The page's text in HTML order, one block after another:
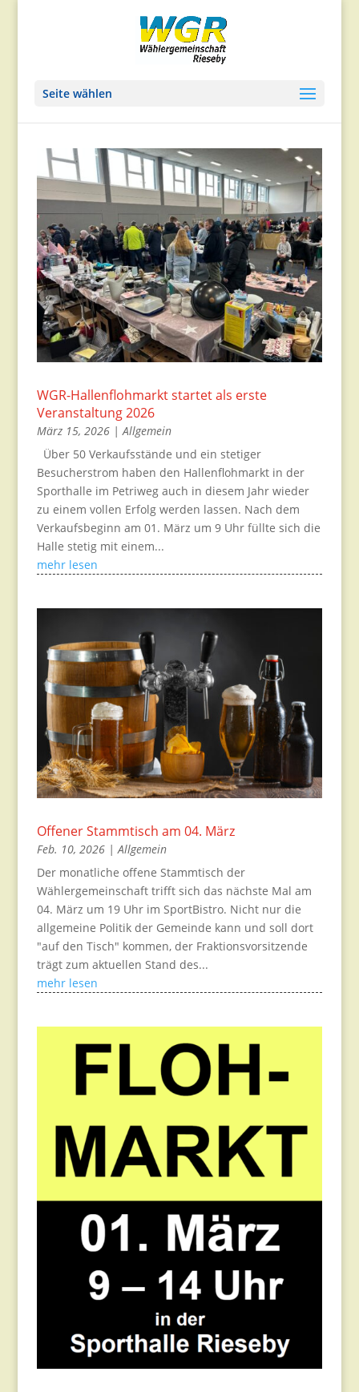
Seite wählen
WGR-Hallenflohmarkt startet als erste
Veranstaltung 2026
März 15, 2026 |Allgemein
Über 50 Verkaufsstände und ein stetiger
Besucherstrom haben den Hallenflohmarkt in der
Sporthalle im Petriweg auch in diesem Jahr wieder
zu einem vollen Erfolg werden lassen. Nach dem
Verkaufsbeginn am 01. März um 9 Uhr füllte sich die
Halle stetig mit einem...
mehr lesen
Offener Stammtisch am 04. März
Feb. 10, 2026 |Allgemein
Der monatliche offene Stammtisch der
Wählergemeinschaft trifft sich das nächste Mal am
04. März um 19 Uhr im SportBistro. Nicht nur die
allgemeine Politik der Gemeinde kann und soll dort
"auf den Tisch" kommen, der Fraktionsvorsitzende
trägt zum aktuellen Stand des...
mehr lesen